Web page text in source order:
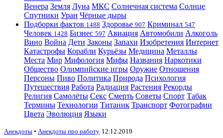
Венера Земля Луна МКС Солнечная система Солнце
Спутники Уран Чёрные дыры
Подборки фактов 1488 Здоровье 907 Криминал 547
Человек 1428 Бизнес 597 Авиация Автомобили Алкоголь
Вино Война Дети Законы Запахи Изобретения Интернет
Катастрофы Корабли Курьёзы Медицина Металлы
Места Мир Мифология Мифы Названия Наркотики
Общество Олимпийские игры Оружие Отношения
Персоны Пиво Политика Природа Психология
Путешествия Работа Радиация Растения Рекорды
Религия Самолёты Секс Смерть Советы Спорт Табак
Термины Технологии Титаник Транспорт Фотографии
Цвета Эволюция Языки
Анекдоты • Анекдоты про работу 12.12.2019